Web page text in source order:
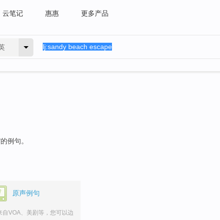
云笔记 惠惠 更多产品
例句。
原声例句
自VOA、美剧等，您可以边